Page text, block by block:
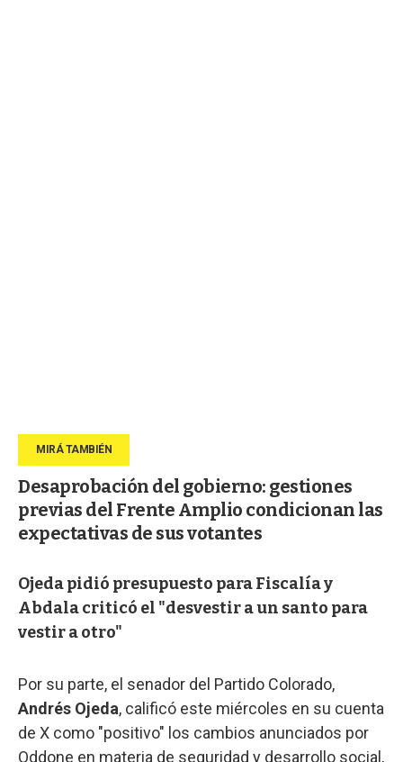
Desaprobación del gobierno: gestiones
previas del Frente Amplio condicionan las
expectativas de sus votantes
Ojeda pidió presupuesto para Fiscalía y
Abdala criticó el "desvestir a un santo para
vestir a otro"
Por su parte, el senador del Partido Colorado,
Andrés Ojeda, calificó este miércoles en su cuenta
de X como "positivo" los cambios anunciados por
Oddone en materia de seguridad y desarrollo social,